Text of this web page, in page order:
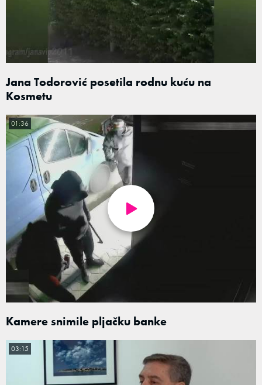
Jana Todorović posetila rodnu kuću na
Kosmetu
Kamere snimile pljačku banke
01:36
03:15